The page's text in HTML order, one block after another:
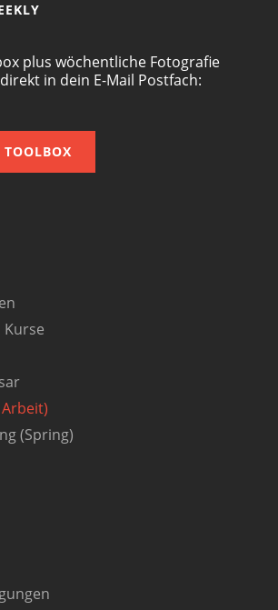
plus wöchentliche Fotografie
in dein E-Mail Postfach:
(Spring)